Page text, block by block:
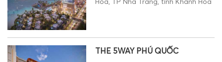
Hòa, TP Nha Trang, tỉnh Khánh Hòa
THE 5WAY PHÚ QUỐC